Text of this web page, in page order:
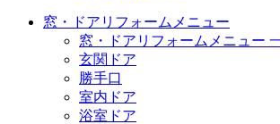
窓・ドアリフォームメニュー
窓・ドアリフォームメニュー
玄関ドア
勝手口
室内ドア
浴室ドア